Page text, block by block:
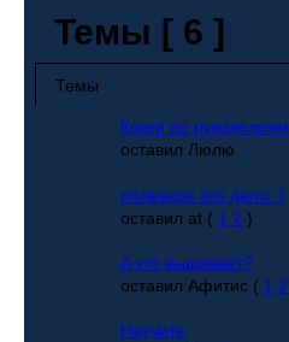
Темы [ 6 ]
Темы
Книги по рукоделиям
оставил Люлю
полезное это дело :)
оставил at ( 1 2 )
А кто вышивает?
оставил Афитис ( 1 2
Научите